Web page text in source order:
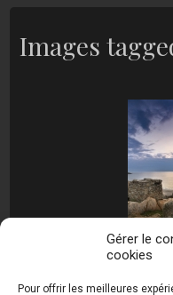
Gérer le
cookies
Pour offrir les meilleures
Images